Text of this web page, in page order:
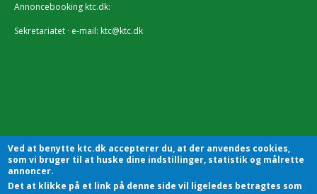
Annoncebooking ktc.dk:
Sekretariatet · e-mail: ktc@ktc.dk
Ved at benytte ktc.dk accepterer du, at der anvendes cookies,
som vi bruger til at huske dine indstillinger, statistik og målrette
annoncer.
Det at klikke på et link på denne side vil ligeledes betragtes som